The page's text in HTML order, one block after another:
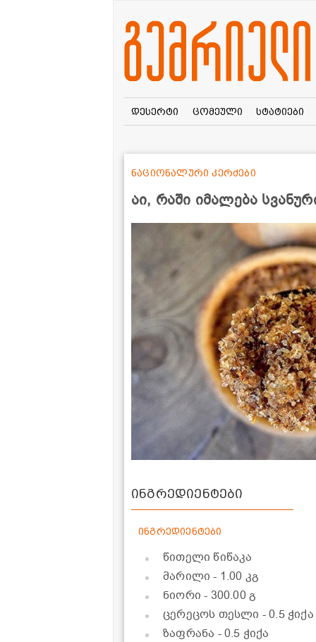
დესერტი ცომეული სტატიები
აი, რაში იმალება
ნაციონალური კერძები
ინგრედიენტები
ინგრედიენტები
წითელი წიწაკა
მარილი- 1.00 კგ
ნიორი- 300.00 გ
ცერეცოს თესლი - 0.5 ჭიქა
ზაფრანა - 0.5 ჭიქა